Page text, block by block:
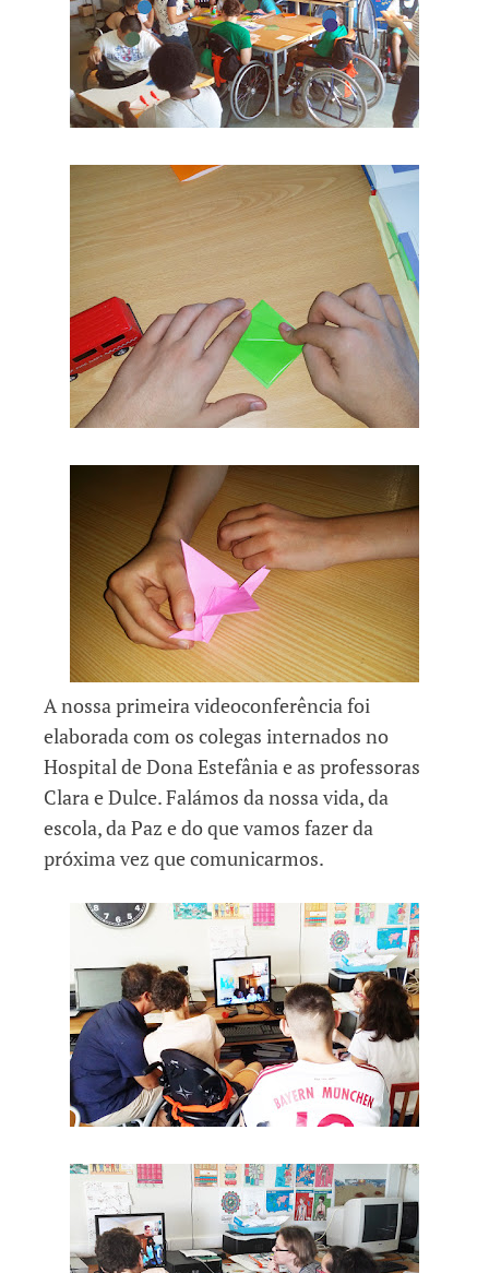
A nossa primeira videoconferência foi
elaborada com os colegas internados no
Hospital de Dona Estefânia e as professoras
Clara e Dulce. Falámos da nossa vida, da
escola, da Paz e do que vamos fazer da
próxima vez que comunicarmos.